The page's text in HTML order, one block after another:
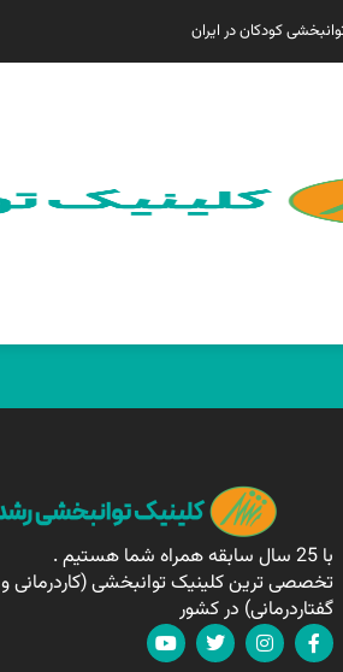
کودکان در ایران
با 25 سال سابقه همراه شما هستیم .
تخصصی ترین کلینیک توانبخشی (کاردرمانی و
گفتاردرمانی) در کشور